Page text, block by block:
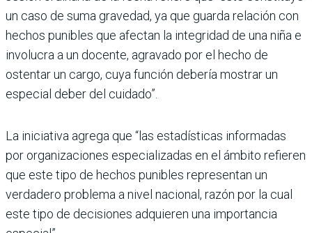
un caso de suma gravedad, ya que guarda relación con
hechos punibles que afec­tan la integridad de una niña e
involucra a un docente, agra­vado por el hecho de
ostentar un cargo, cuya función debe­ría mostrar un
especial deber del cuidado”.
La iniciativa agrega que “las estadísticas infor­madas
por organizacio­nes especializadas en el ámbito refieren
que este tipo de hechos punibles representan un
verdadero problema a nivel nacional, razón por la cual
este tipo de decisiones adquieren una importancia